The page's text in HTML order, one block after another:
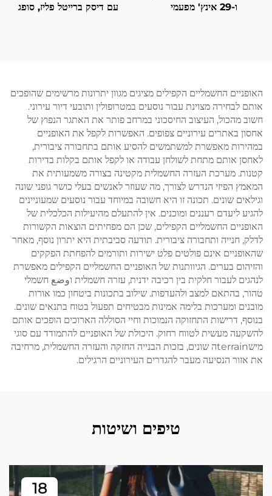
ו-29 אינץ' מפעמי
עם דיסק ברייטל פליז, סופג
האופניים החשמליים הקפילים מציגים מגוון יתרונות מרשימים שהופכים
אותם לבחירה מצוינת עבור נוסעים במטרופולין ותובעי דיור עירוני.
חשוב מהכול, העיצוב החיסכוני במרחב פותר את האתגר הנפוץ של
אחסון באתרים עירוניים צפופים. האפשרות לקפל את האופניים
במהירות מאפשרת למשתמשים להסיע אותם בתחבורה ציבורית,
לאחסן אותם מתחת לשולחן עבודה או לקפל אותם בקלות בדירות
קטנות. מערכת העזרה החשמלית מקטינה בצורה משמעותית את
המאמץ הפיזי הנדרש לצורך, מה שעוזר לאנשים בעלי כושר גופני שונה
וגילאים שונים. תכונה זו היא חשובה במיוחד עבור נוסעים שמעוניינים
להגיע ליעדם רעננים ומוכנים. אין להתעלם מהיעילות הכלכלית של
האופניים החשמליים הקפילים, שכן הם מפחיתים הוצאות הקשורות
לדלק, חנייה ותחבורה ציבורית. תודעה סביבתית היא יתרון נוסף, מאחר
שהאופניים אינם פולטים פלט ישירות ותורמים להפחתת הפקקים
והזיהום בערים. הגיוותנות של האופניים החשמליים הקפילים מאפשרת
לנהגים לעבור חלקית בין רכיבה ידנית, עזרה חשמלית וوضع חשמלי
טהור, בהתאם למצב ולהעדפות. שילוב בתכונות ביטחון כמו אורות
מובנים ומערכות בלימה אמינות מבטיחים תפעול בטוח בתנאים שונים.
בנוסף, דרישות התחזוקה הנמוכות וחיי הסוללה הארוכים הופכים אותם
להשקעה מעשית לטווח רחוק. היכולת של האופניים להתמודד עם סוגי
מישterrainה שונים, בזכות הבנייה החזקה והעזרה החשמלית, מרחיבה
את אזור הנסיעה מעבר להגדרים העירוניים הרגילים.
טיפים ושיטות
18